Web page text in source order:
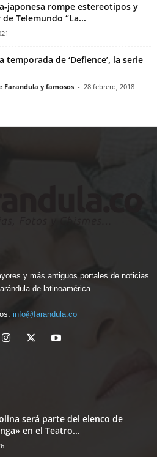
japonesa rompe estereotipos y
Telemundo “La...
de ‘Defience’, la serie
Farandula y famosos - 28 febrero, 2018
y más antiguos portales de noticias
de latinoamérica.
info@farandula.co
será parte del elenco de
en el Teatro...